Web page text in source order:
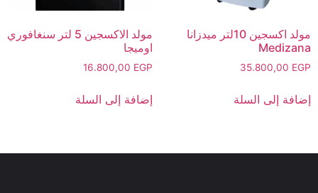
مولد اكسجين 10لتر ميدزانا
Medizana
35.800,00EGP
إضافة إلى السلة
مولد الاكسجين 5 لتر سنغافوري
اوميجا
16.800,00EGP
إضافة إلى السلة